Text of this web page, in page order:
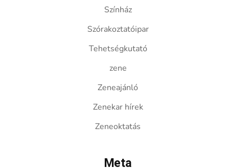
Színház
Szórakoztatóipar
Tehetségkutató
zene
Zeneajánló
Zenekar hírek
Zeneoktatás
Meta